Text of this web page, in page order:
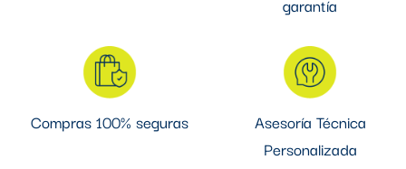
garantía
Compras 100% seguras
Asesoría Técnica
Personalizada